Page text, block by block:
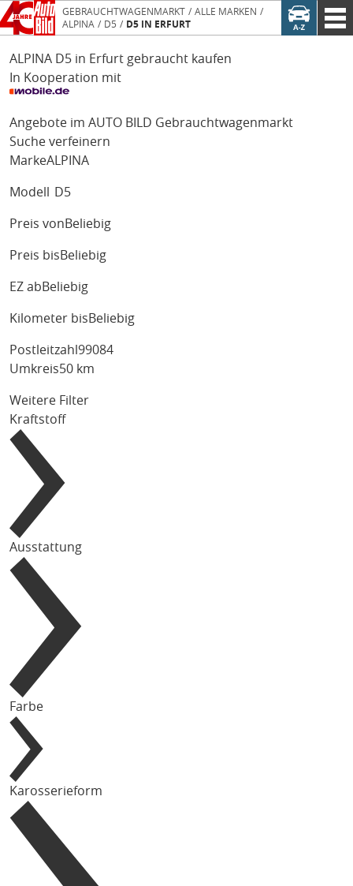
GEBRAUCHTWAGENMARKT
ALLE MARKEN
ALPINA
D5 D5 IN ERFURT
ALPINA D5 in Erfurt gebraucht kaufen
In Kooperation mit
Angebote im AUTO BILD Gebrauchtwagenmarkt
Suche verfeinern
MarkeALPINA
Modell D5
Preis von Beliebig
Preis bis Beliebig
EZ ab Beliebig
Kilometer bis Beliebig
Postleitzahl
Umkreis50 km
Weitere Filter
Kraftstoff
Ausstattung
Farbe
Karosserieform